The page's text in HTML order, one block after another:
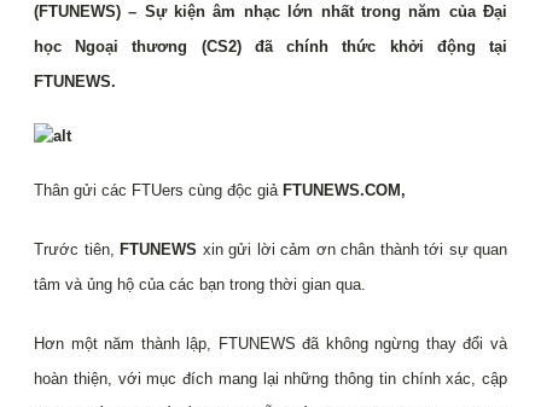
(FTUNEWS) – Sự kiện âm nhạc lớn nhất trong năm của Đại
học Ngoại thương (CS2) đã chính thức khởi động tại
FTUNEWS.
Thân gửi các FTUers cùng độc giả FTUNEWS.COM,
Trước tiên, FTUNEWS xin gửi lời cảm ơn chân thành tới sự quan
tâm và ủng hộ của các bạn trong thời gian qua.
Hơn một năm thành lập, FTUNEWS đã không ngừng thay đổi và
hoàn thiện, với mục đích mang lại những thông tin chính xác, cập